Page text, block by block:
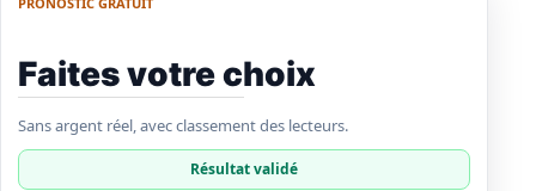
PRONOSTIC GRATUIT
Faites votre choix
Sans argent réel, avec classement des lecteurs.
Résultat validé